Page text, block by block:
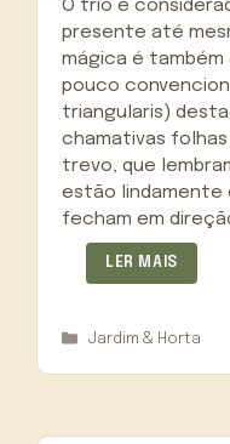
O trio é
presente até
mágica é
pouco
triangularis)
chamativas
trevo, que
estão lindamente
fecham em
LER MAIS
Categorias
Jardim & Horta